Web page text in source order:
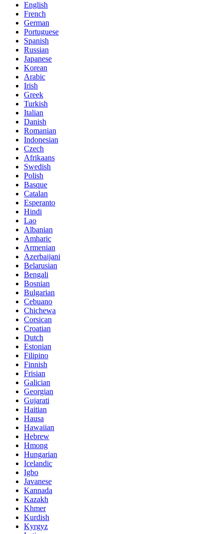
English
French
German
Portuguese
Spanish
Russian
Japanese
Korean
Arabic
Irish
Greek
Turkish
Italian
Danish
Romanian
Indonesian
Czech
Afrikaans
Swedish
Polish
Basque
Catalan
Esperanto
Hindi
Lao
Albanian
Amharic
Armenian
Azerbaijani
Belarusian
Bengali
Bosnian
Bulgarian
Cebuano
Chichewa
Corsican
Croatian
Dutch
Estonian
Filipino
Finnish
Frisian
Galician
Georgian
Gujarati
Haitian
Hausa
Hawaiian
Hebrew
Hmong
Hungarian
Icelandic
Igbo
Javanese
Kannada
Kazakh
Khmer
Kurdish
Kyrgyz